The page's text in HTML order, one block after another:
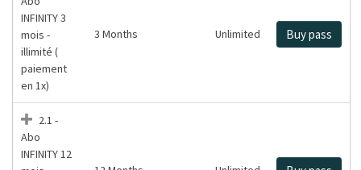
INFINITY 3
mois -
illimité (
paiement
en 1x)
3 Months Unlimited Buy pass
2.1 -
Abo
INFINITY 12